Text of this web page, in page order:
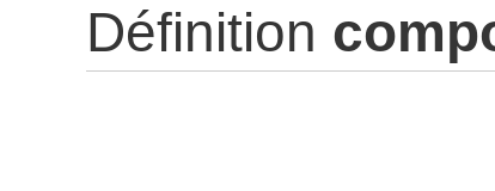
Définition